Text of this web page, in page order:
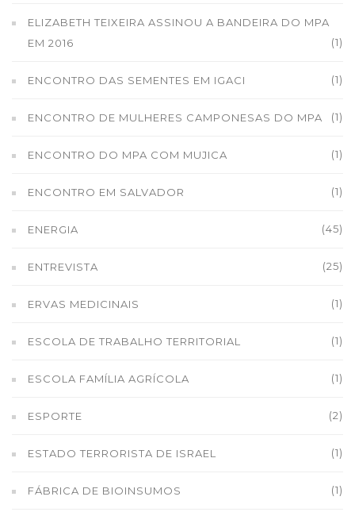
ELIZABETH TEIXEIRA ASSINOU A BANDEIRA DO MPA
EM 2016
(1)
ENCONTRO DAS SEMENTES EM IGACI (1)
ENCONTRO DE MULHERES CAMPONESAS DO MPA (1)
ENCONTRO DO MPA COM MUJICA (1)
ENCONTRO EM SALVADOR (1)
ENERGIA (45)
ENTREVISTA (25)
ERVAS MEDICINAIS (1)
ESCOLA DE TRABALHO TERRITORIAL (1)
ESCOLA FAMÍLIA AGRÍCOLA (1)
ESPORTE (2)
ESTADO TERRORISTA DE ISRAEL (1)
FÁBRICA DE BIOINSUMOS (1)